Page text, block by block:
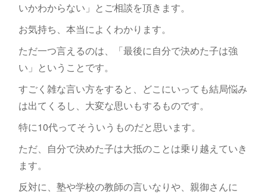
いかわからない」とご相談を頂きます。
お気持ち、本当によくわかります。
ただ一つ言えるのは、「最後に自分で決めた子は強
い」ということです。
すごく雑な言い方をすると、どこにいっても結局悩み
は出てくるし、大変な思いもするものです。
特に10代ってそういうものだと思います。
ただ、自分で決めた子は大抵のことは乗り越えていき
ます。
反対に、塾や学校の教師の言いなりや、親御さんに